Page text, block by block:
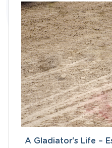
A Gladiator's Life –